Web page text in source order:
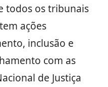
todos os tribunais
ações
inclusão e
com as
de Justiça